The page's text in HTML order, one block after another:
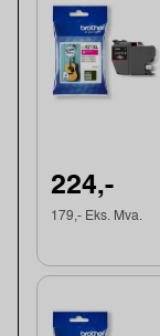
224,-
179,- Eks. Mva.